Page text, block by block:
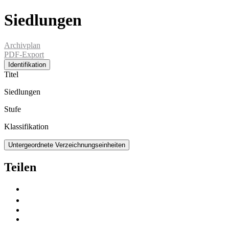
Siedlungen
Archivplan
PDF-Export
Identifikation
Titel
Siedlungen
Stufe
Klassifikation
Untergeordnete Verzeichnungseinheiten
Teilen